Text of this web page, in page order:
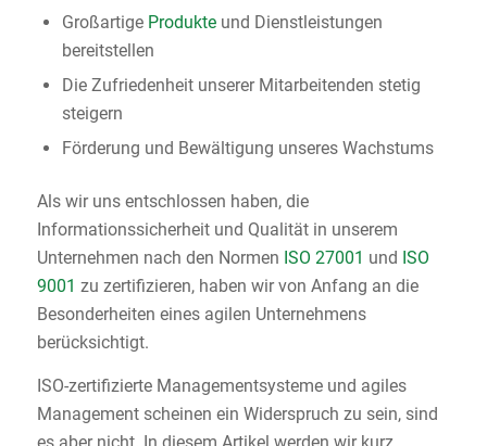
Großartige Produkteund Dienstleistungen
bereitstellen
Die Zufriedenheit unserer Mitarbeitenden stetig
steigern
Förderung und Bewältigung unseres Wachstums
Als wir uns entschlossen haben, die
Informationssicherheit und Qualität in unserem
Unternehmen nach den Normen ISO 27001 und ISO
9001 zu zertifizieren, haben wir von Anfang an die
Besonderheiten eines agilen Unternehmens
berücksichtigt.
ISO-zertifizierte Managementsysteme und agiles
Management scheinen ein Widerspruch zu sein, sind